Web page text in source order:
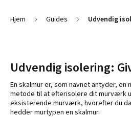
Hjem Guides Udvendig
Udvendig isolering:
En skalmur er, som navnet antyder,
metode til at efterisolere dit murværk
eksisterende murværk, hvorefter du
hedder murtypen en skalmur.